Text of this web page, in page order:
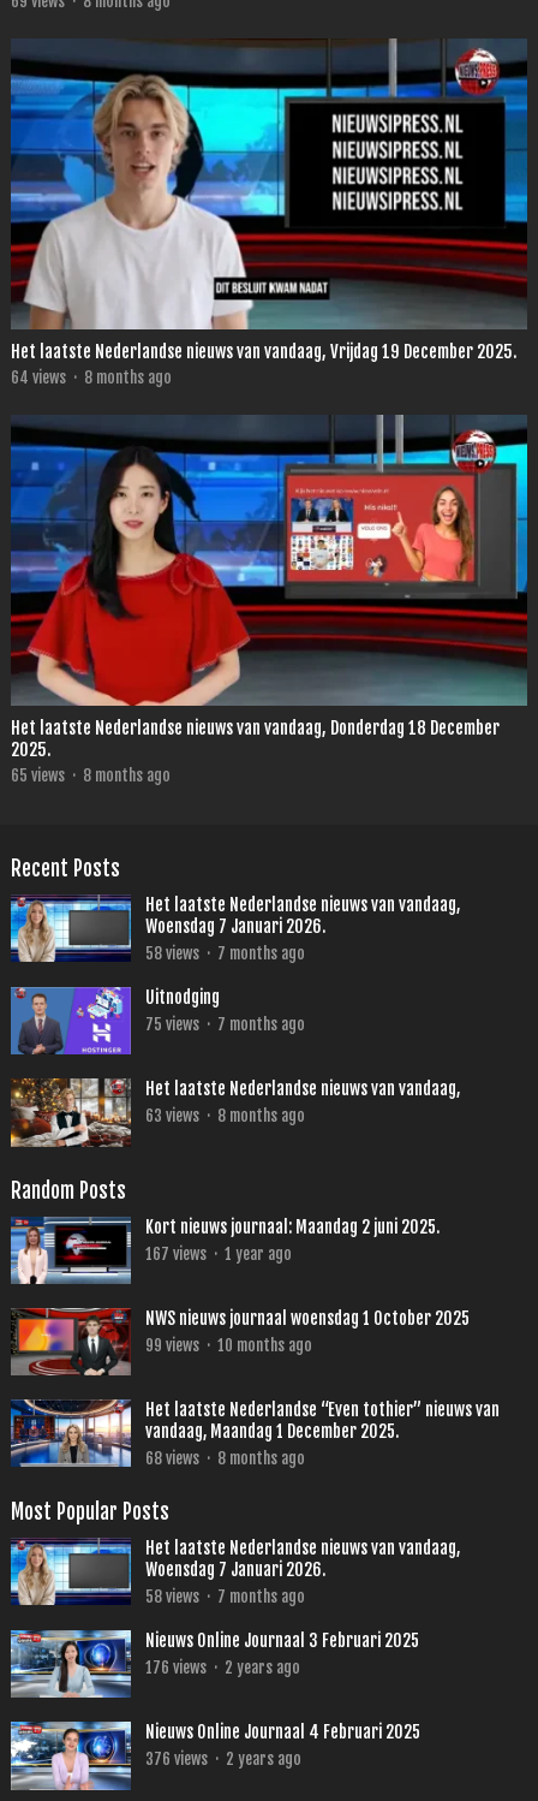
Het laatste Nederlandse nieuws van vandaag, Vrijdag 19 December 2025.
64 views · 8 months ago
Het laatste Nederlandse nieuws van vandaag, Donderdag 18 December
2025.
65 views · 8 months ago
Recent Posts
Het laatste Nederlandse nieuws van vandaag,
Woensdag 7 Januari 2026.
58views · 7 months ago
Uitnodging
75 views · 7 months ago
Het laatste Nederlandse nieuws van vandaag,
63 views · 8 months ago
Random Posts
Kort nieuws journaal: Maandag 2 juni 2025.
167 views · 1 year ago
NWS nieuws journaal woensdag 1 October 2025
99 views · 10 months ago
Het laatste Nederlandse “Even tothier” nieuws van
vandaag, Maandag 1 December 2025.
68views · 8 months ago
Most Popular Posts
Het laatste Nederlandse nieuws van vandaag,
Woensdag 7 Januari 2026.
58views · 7 months ago
Nieuws Online Journaal 3 Februari 2025
176 views · 2 years ago
Nieuws Online Journaal 4 Februari 2025
376 views · 2 years ago